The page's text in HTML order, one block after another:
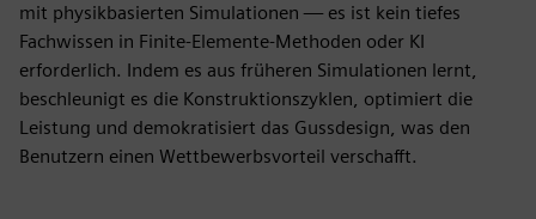
mit physikbasierten Simulationen — es ist kein tiefes
Fachwissen in Finite-Elemente-Methoden oder KI
erforderlich. Indem es aus früheren Simulationen lernt,
beschleunigt es die Konstruktionszyklen, optimiert die
Leistung und demokratisiert das Gussdesign, was den
Benutzern einen Wettbewerbsvorteil verschafft.